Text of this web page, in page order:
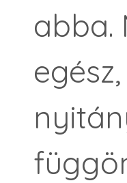
abba.